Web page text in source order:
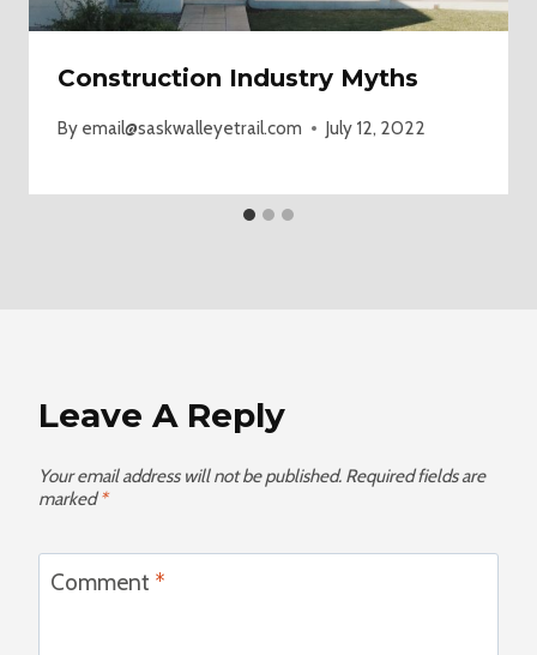
Construction Industry Myths
By email@saskwalleyetrail.com July 12, 2022
Leave A Reply
Your email address will not be published. Required fields are
marked*
Comment *